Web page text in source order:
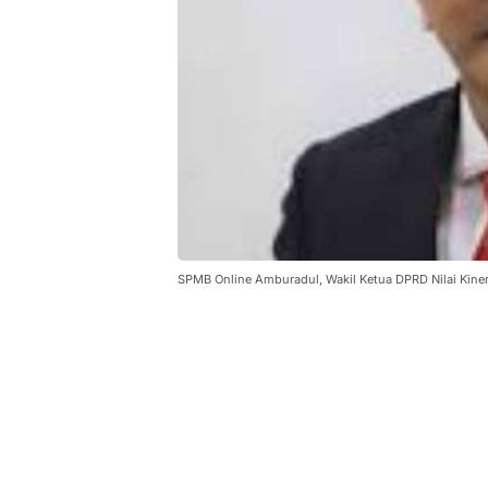
SPMB Online Amburadul, Wakil Ketua DPRD Nilai